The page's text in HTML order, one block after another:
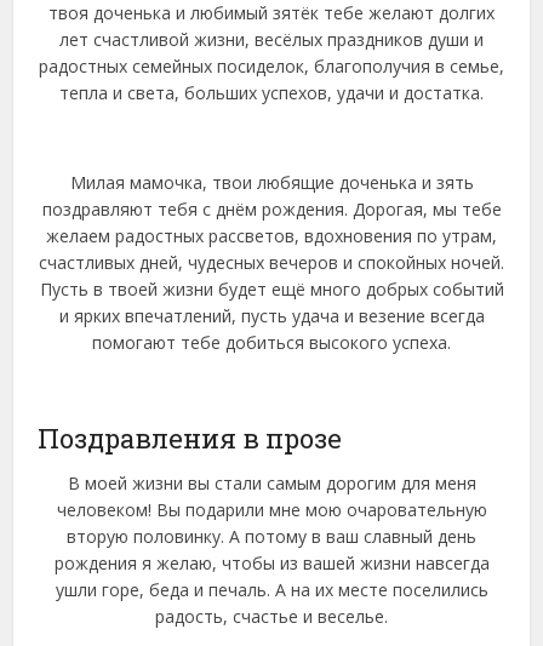
твоя доченька и любимый зятёк тебе желают долгих
лет счастливой жизни, весёлых праздников души и
радостных семейных посиделок, благополучия в семье,
тепла и света, больших успехов, удачи и достатка.
Милая мамочка, твои любящие доченька и зять
поздравляют тебя с днём рождения. Дорогая, мы тебе
желаем радостных рассветов, вдохновения по утрам,
счастливых дней, чудесных вечеров и спокойных ночей.
Пусть в твоей жизни будет ещё много добрых событий
и ярких впечатлений, пусть удача и везение всегда
помогают тебе добиться высокого успеха.
Поздравления в прозе
В моей жизни вы стали самым дорогим для меня
человеком! Вы подарили мне мою очаровательную
вторую половинку. А потому в ваш славный день
рождения я желаю, чтобы из вашей жизни навсегда
ушли горе, беда и печаль. А на их месте поселились
радость, счастье и веселье.